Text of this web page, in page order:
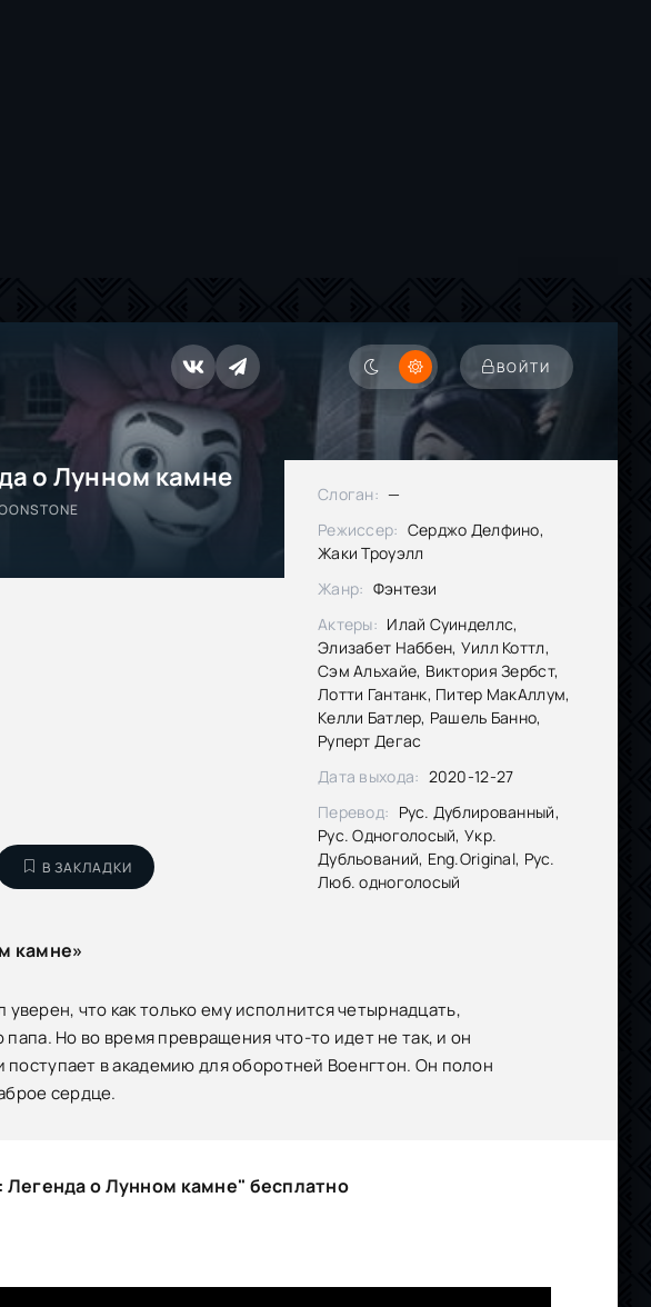
ВОЙТИ
о Лунном камне
В ЗАКЛАДКИ
Слоган: —
Режиссер: Серджо Делфино,
Жаки Троуэлл
Жанр: Фэнтези
Актеры: Илай Суинделлс,
Элизабет Наббен, Уилл Коттл,
Сэм Альхайе, Виктория Зербст,
Лотти Гантанк, Питер МакАллум,
Келли Батлер, Рашель Банно,
Руперт Дегас
Дата выхода: 2020-12-27
Перевод: Рус. Дублированный,
Рус. Одноголосый, Укр.
Дубльований, Eng.Original, Рус.
Люб. одноголосый
камне»
что как только ему исполнится четырнадцать,
Но во время превращения что-то идет не так, и он
в академию для оборотней Военгтон. Он полон
сердце.
о Лунном камне" бесплатно